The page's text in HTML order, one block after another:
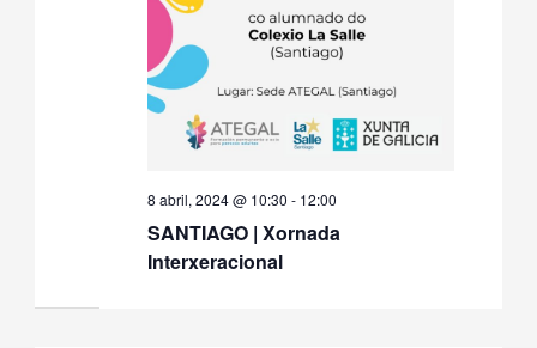
SANTIAGO | Xornada
Interxeracional
8 abril, 2024 @ 10:30 - 12:00